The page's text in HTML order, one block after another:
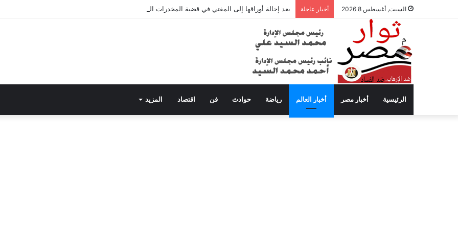
السبت, أغسطس 8 2026 أخبار عاجلة بعد إحالة أوراقها إلى المفتي في قضية المخدرات الكبرى.. من هي سارة خليفة؟
الرئيسية أخبار مصر أخبار العالم رياضة حوادث فن اقتصاد المزيد